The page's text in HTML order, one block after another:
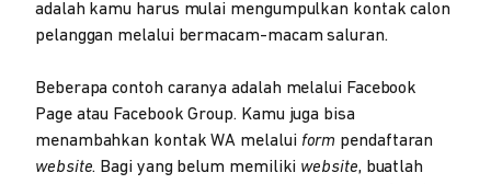
adalah kamu harus mulai mengumpulkan kontak calon
pelanggan melalui bermacam-macam saluran.
Beberapa contoh caranya adalah melalui Facebook
Page atau Facebook Group. Kamu juga bisa
menambahkan kontak WA melalui form pendaftaran
website. Bagi yang belum memiliki website, buatlah